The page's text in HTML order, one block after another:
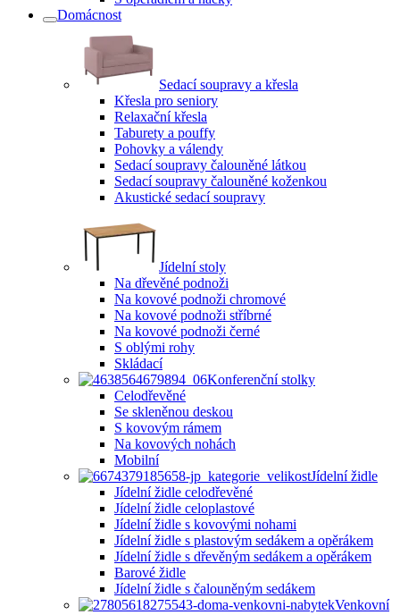
Domácnost
Sedací soupravy a křesla
Křesla pro seniory
Relaxační křesla
Taburety a pouffy
Pohovky a válendy
Sedací soupravy čalouněné látkou
Sedací soupravy čalouněné koženkou
Akustické sedací soupravy
Jídelní stoly
Na dřevěné podnoži
Na kovové podnoži chromové
Na kovové podnoži stříbrné
Na kovové podnoži černé
S oblými rohy
Skládací
Konferenční stolky
Celodřevěné
Se skleněnou deskou
S kovovým rámem
Na kovových nohách
Mobilní
Jídelní židle
Jídelní židle celodřevěné
Jídelní židle celoplastové
Jídelní židle s kovovými nohami
Jídelní židle s plastovým sedákem a opěrákem
Jídelní židle s dřevěným sedákem a opěrákem
Barové židle
Jídelní židle s čalouněným sedákem
Venkovní